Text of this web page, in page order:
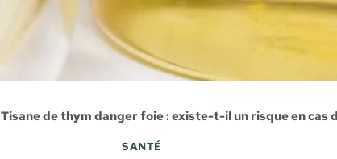
Tisane de thym danger foie : existe-t-il un risque en cas
SANTÉ